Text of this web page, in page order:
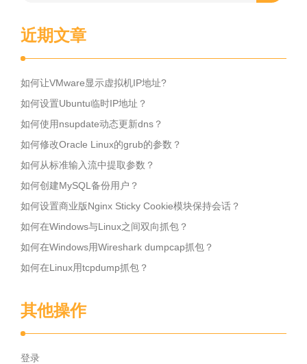
近期文章
如何让VMware显示虚拟机IP地址?
如何设置Ubuntu临时IP地址？
如何使用nsupdate动态更新dns？
如何修改Oracle Linux的grub的参数？
如何从标准输入流中提取参数？
如何创建MySQL备份用户？
如何设置商业版Nginx Sticky Cookie模块保持会话？
如何在Windows与Linux之间双向抓包？
如何在Windows用Wireshark dumpcap抓包？
如何在Linux用tcpdump抓包？
其他操作
登录